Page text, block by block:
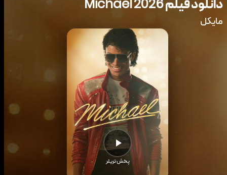
دانلود فیلم2026
Michael
مایکل
پخش تریلر